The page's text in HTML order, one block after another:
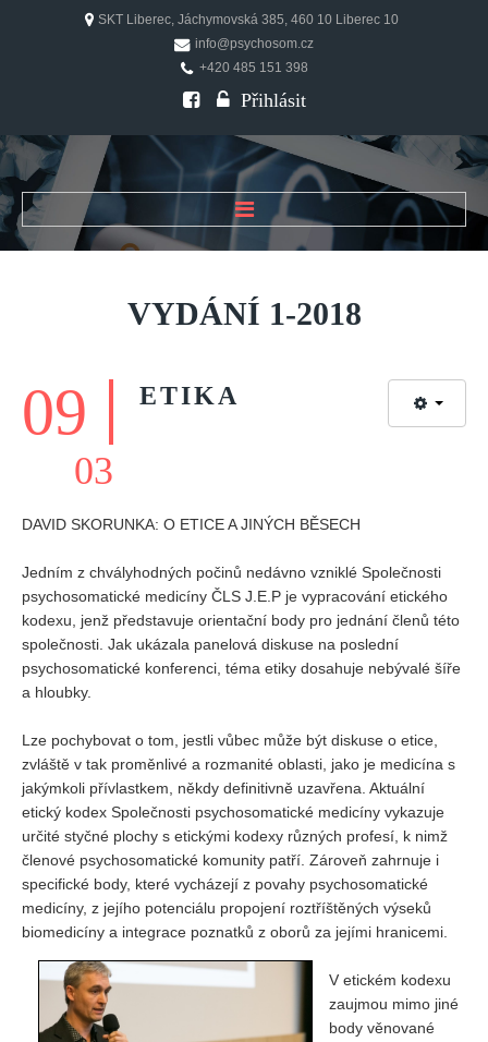
SKT Liberec, Jáchymovská 385, 460 10 Liberec 10
info@psychosom.cz
+420 485 151 398
Přihlásit
ÚVOD
O ČASOPISU
Historie
FAQ
Vydání 3/ 2025
Vydání 2/ 2025
Vydání 1/ 2025
Vydání 3-4/ 2024
Vydání 1-2/ 2024
Vydání 1-2/ 2023
Vydání 1-2/ 2022
Vydání 3-4/ 2022
Vydání 3-4/ 2021
Vydání 2/ 2021
Vydání 1/ 2021
Vydání 1-2/ 2020
VYDÁNÍ 1-2018
09
03
ETIKA
DAVID SKORUNKA: O ETICE A JINÝCH BĚSECH
Jedním z chvályhodných počinů nedávno vzniklé Společnosti
psychosomatické medicíny ČLS J.E.P je vypracování etického
kodexu, jenž představuje orientační body pro jednání členů této
společnosti. Jak ukázala panelová diskuse na poslední
psychosomatické konferenci, téma etiky dosahuje nebývalé šíře
a hloubky.
Lze pochybovat o tom, jestli vůbec může být diskuse o etice,
zvláště v tak proměnlivé a rozmanité oblasti, jako je medicína s
jakýmkoli přívlastkem, někdy definitivně uzavřena. Aktuální
etický kodex Společnosti psychosomatické medicíny vykazuje
určité styčné plochy s etickými kodexy různých profesí, k nimž
členové psychosomatické komunity patří. Zároveň zahrnuje i
specifické body, které vycházejí z povahy psychosomatické
medicíny, z jejího potenciálu propojení roztříštěných výseků
biomedicíny a integrace poznatků z oborů za jejími hranicemi.
V etickém kodexu
zaujmou mimo jiné
body věnované